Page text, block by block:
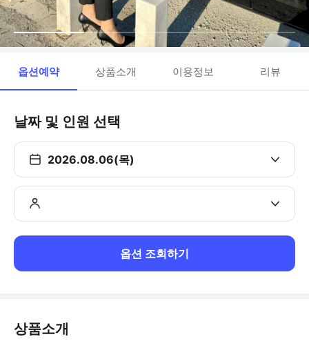
옵션예약 상품소개 이용정보 리뷰
날짜 및 인원 선택
2026.08.06(목)
옵션 조회하기
상품소개